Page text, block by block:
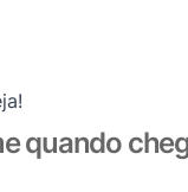
quando